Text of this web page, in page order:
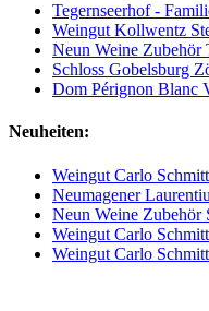
Tegernseerhof -
Weingut Kollwentz
Neun Weine Zubehör
Schloss Gobelsburg
Dom Pérignon Blanc
Neuheiten:
Weingut Carlo
Neumagener
Neun Weine Zubehör
Weingut Carlo
Weingut Carlo